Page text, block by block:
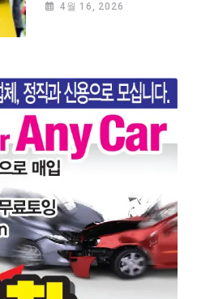
4월 16, 2026